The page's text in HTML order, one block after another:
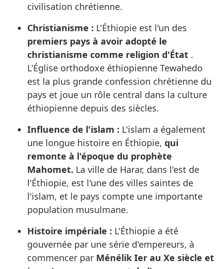
civilisation chrétienne.
Christianisme : L'Éthiopie est l'un des
premiers pays à avoir adopté le
christianisme comme religion d'État .
L'Église orthodoxe éthiopienne Tewahedo
est la plus grande confession chrétienne du
pays et joue un rôle central dans la culture
éthiopienne depuis des siècles.
Influence de l'islam : L'islam a également
une longue histoire en Éthiopie, qui
remonte à l'époque du prophète
Mahomet. La ville de Harar, dans l'est de
l'Éthiopie, est l'une des villes saintes de
l'islam, et le pays compte une importante
population musulmane.
Histoire impériale : L'Éthiopie a été
gouvernée par une série d'empereurs, à
commencer par Ménélik Ier au Xe siècle et